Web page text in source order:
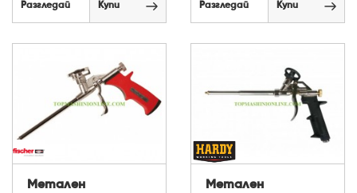
Разгледай Купи Разгледай Купи
Метален
Метален